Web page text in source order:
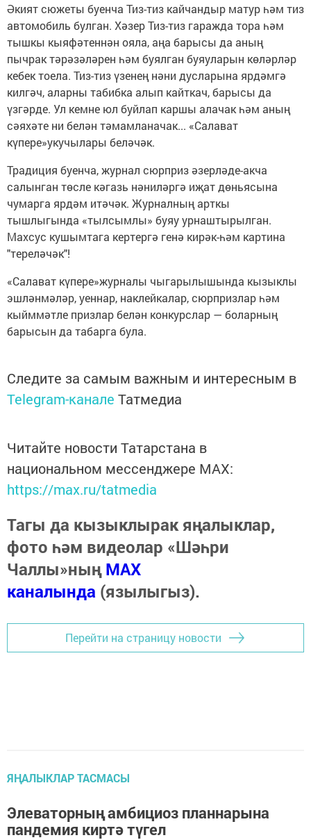
Әкият сюжеты буенча Тиз-тиз кайчандыр матур һәм тиз
автомобиль булган. Хәзер Тиз-тиз гаражда тора һәм
тышкы кыяфәтеннән ояла, аңа барысы да аның
пычрак тәрәзәләрен һәм буялган буяуларын көләрләр
кебек тоела. Тиз-тиз үзенең нәни дусларына ярдәмгә
килгәч, аларны табибка алып кайткач, барысы да
үзгәрде. Ул кемне юл буйлап каршы алачак һәм аның
сәяхәте ни белән тәмамланачак... «Салават
күпере»укучылары беләчәк.
Традиция буенча, журнал сюрприз әзерләде-акча
салынган төсле кәгазь нәниләргә иҗат дөньясына
чумарга ярдәм итәчәк. Журналның арткы
тышлыгында «тылсымлы» буяу урнаштырылган.
Махсус кушымтага кертергә генә кирәк-һәм картина
"тереләчәк"!
«Салават күпере»журналы чыгарылышында кызыклы
эшләнмәләр, уеннар, наклейкалар, сюрпризлар һәм
кыйммәтле призлар белән конкурслар — боларның
барысын да табарга була.
Следите за самым важным и интересным в
Telegram-канале Татмедиа
Читайте новости Татарстана в
национальном мессенджере MАХ:
https://max.ru/tatmedia
Тагы да кызыклырак яңалыклар,
фото һәм видеолар «Шәһри
Чаллы»ныңMAX
каналында (язылыгыз).
Перейти на страницу новости
ЯҢАЛЫКЛАР ТАСМАСЫ
Элеваторның амбициоз планнарына
пандемия киртә түгел